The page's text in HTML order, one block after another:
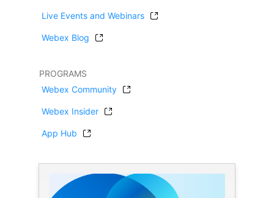
Live Events and Webinars
Webex Blog
PROGRAMS
Webex Community
Webex Insider
App Hub